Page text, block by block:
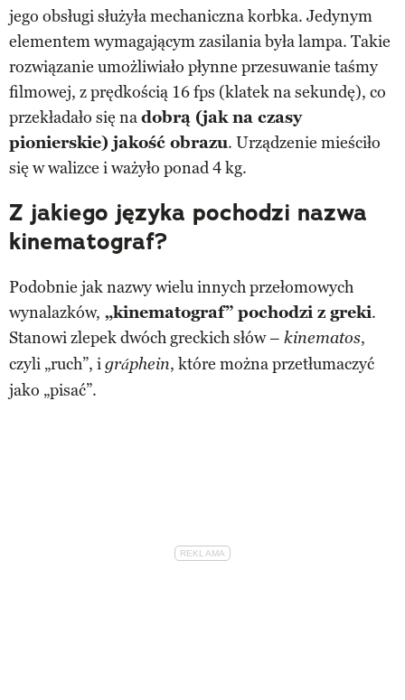
jego obsługi służyła mechaniczna korbka. Jedynym
elementem wymagającym zasilania była lampa. Takie
rozwiązanie umożliwiało płynne przesuwanie taśmy
filmowej, z prędkością 16 fps (klatek na sekundę), co
przekładało się nadobrą (jak na czasy
pionierskie) jakość obrazu. Urządzenie mieściło
się w walizce i ważyło ponad 4 kg.
Z jakiego języka pochodzi nazwa
kinematograf?
Podobnie jak nazwy wielu innych przełomowych
wynalazków, „kinematograf” pochodzi z greki.
Stanowi zlepek dwóch greckich słów – kinematos,
czyli „ruch”, igráphein, które można przetłumaczyć
jako „pisać”.